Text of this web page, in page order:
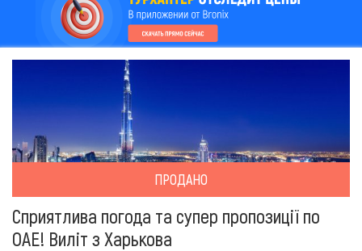
ПРОДАНО
Сприятлива погода та супер пропозиції по
ОАЕ! Виліт з Харькова